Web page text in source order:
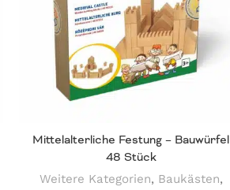
Mittelalterliche Festung – Bauwürfel
48 Stück
Weitere Kategorien, Baukästen,